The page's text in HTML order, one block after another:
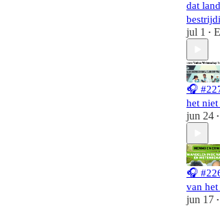
dat
jul 1 •
🎧
het niet
jun 24 •
🎧
van
jun 17 •